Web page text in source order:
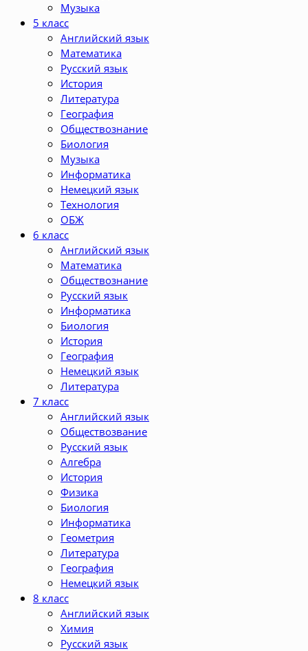
Музыка
5 класс
Английский язык
Математика
Русский язык
История
Литература
География
Обществознание
Биология
Музыка
Информатика
Немецкий язык
Технология
ОБЖ
6 класс
Английский язык
Математика
Обществознание
Русский язык
Информатика
Биология
История
География
Немецкий язык
Литература
7 класс
Английский язык
Обществозвание
Русский язык
Алгебра
История
Физика
Биология
Информатика
Геометрия
Литература
География
Немецкий язык
8 класс
Английский язык
Химия
Русский язык